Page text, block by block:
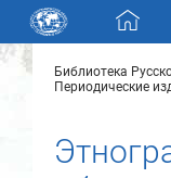
Skip navigation
Разделы и
Электронный
Библиотека
Периодические